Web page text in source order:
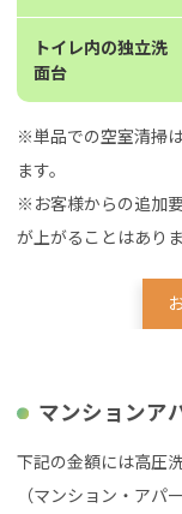
トイレ内の独立洗
面台
※単品での空室清掃
ます。
※お客様からの追加
が上がることはありま
マンションア
下記の金額には高圧
（マンション・ア